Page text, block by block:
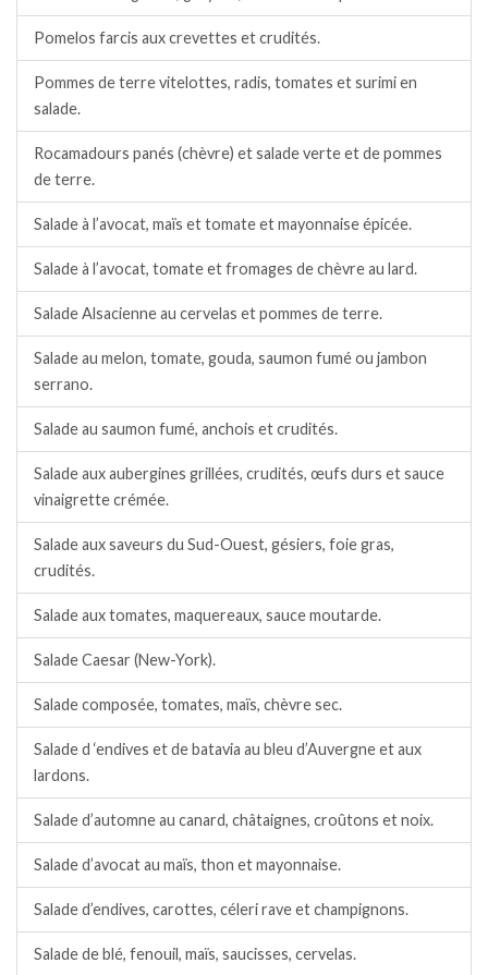
Pomelos farcis aux crevettes et crudités.
Pommes de terre vitelottes, radis, tomates et surimi en
salade.
Rocamadours panés (chèvre) et salade verte et de pommes
de terre.
Salade à l’avocat, maïs et tomate et mayonnaise épicée.
Salade à l’avocat, tomate et fromages de chèvre au lard.
Salade Alsacienne au cervelas et pommes de terre.
Salade au melon, tomate, gouda, saumon fumé ou jambon
serrano.
Salade au saumon fumé, anchois et crudités.
Salade aux aubergines grillées, crudités, œufs durs et sauce
vinaigrette crémée.
Salade aux saveurs du Sud-Ouest, gésiers, foie gras,
crudités.
Salade aux tomates, maquereaux, sauce moutarde.
Salade Caesar (New-York).
Salade composée, tomates, maïs, chèvre sec.
Salade d ‘endives et de batavia au bleu d’Auvergne et aux
lardons.
Salade d’automne au canard, châtaignes, croûtons et noix.
Salade d’avocat au maïs, thon et mayonnaise.
Salade d’endives, carottes, céleri rave et champignons.
Salade de blé, fenouil, maïs, saucisses, cervelas.